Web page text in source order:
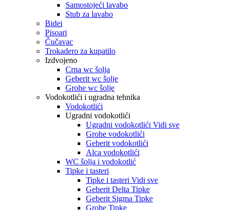
Samostojeći lavabo
Stub za lavabo
Bidei
Pisoari
Čučavac
Trokadero za kupatilo
Izdvojeno
Crna wc šolja
Geberit wc šolje
Grohe wc šolje
Vodokotlići i ugradna tehnika
Vodokotlići
Ugradni vodokotlići
Ugradni vodokotlići Vidi sve
Grohe vodokotlići
Geberit vodokotlići
Alca vodokotlići
WC šolja i vodokotlić
Tipke i tasteri
Tipke i tasteri Vidi sve
Geberit Delta Tipke
Geberit Sigma Tipke
Grohe Tipke